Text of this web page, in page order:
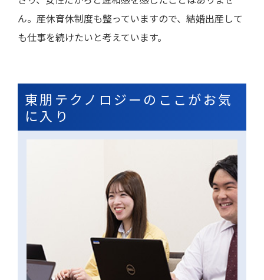
ん。産休育休制度も整っていますので、結婚出産して
も仕事を続けたいと考えています。
東朋テクノロジーのここがお気
に⼊り